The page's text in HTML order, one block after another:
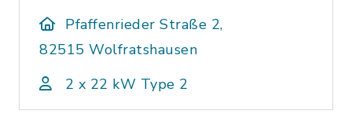
Pfaffenrieder Straße 2,
82515 Wolfratshausen
2 x 22 kW Type 2